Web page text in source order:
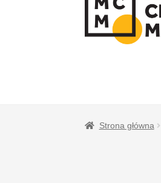
DO
NAWIGACJI
DO
TREŚCI
Strona główna